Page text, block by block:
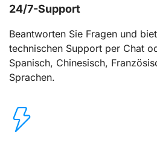
24/7-Support
Beantworten Sie Fragen und
technischen Support per Chat
Spanisch, Chinesisch,
Sprachen.